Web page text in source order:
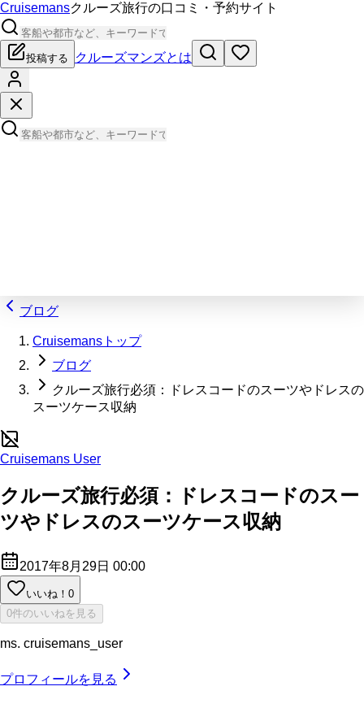
Cruisemansクルーズ旅行の口コミ・予約サイト
投稿する クルーズマンズとは
ブログ
Cruisemansトップ
ブログ
クルーズ旅行必須：ドレスコードのスーツやドレスの
スーツケース収納
Cruisemans User
クルーズ旅行必須：ドレスコードのスー
ツやドレスのスーツケース収納
2017年8月29日 00:00
いいね！ 0
0件のいいねを見る
ms. cruisemans_user
プロフィールを見る